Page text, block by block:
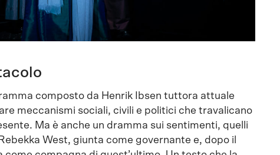
composto da Henrik Ibsen tuttora attuale
meccanismi sociali, civili e politici che travalicano
Ma è anche un dramma sui sentimenti, quelli
West, giunta come governante e, dopo il